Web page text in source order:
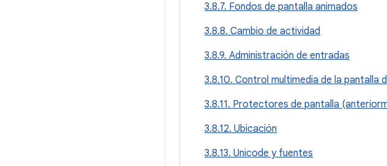
3.8.7. Fondos de pantalla animados
3.8.8. Cambio de actividad
3.8.9. Administración de entradas
3.8.10. Control multimedia de la pantalla
3.8.11. Protectores de pantalla
3.8.12. Ubicación
3.8.13. Unicode y fuentes